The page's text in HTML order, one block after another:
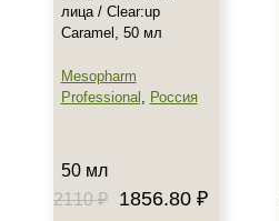
Действие
Матирование
Назначение против
лица / Clear:up
Caramel, 50 мл
Mesopharm
Professional , Россия
50 мл
2110 ₽
1856.80 ₽